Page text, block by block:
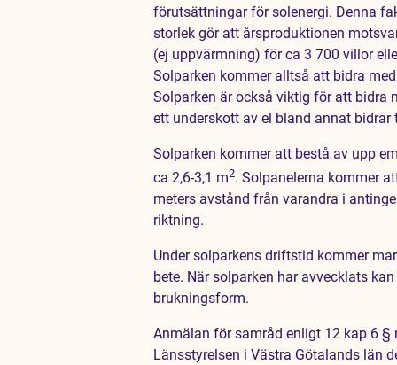
förutsättningar för solenergi. Denna
storlek gör att årsproduktionen
(ej uppvärmning) för ca 3 700 villor
Solparken kommer alltså att bidra
Solparken är också viktig för att bidra
ett underskott av el bland annat bidrar
Solparken kommer att bestå av upp
ca 2,6-3,1 m2. Solpanelerna kommer
meters avstånd från varandra i
riktning.
Under solparkens driftstid kommer
bete. När solparken har avvecklats
brukningsform.
Anmälan för samråd enligt 12 kap 6
Länsstyrelsen i Västra Götalands län